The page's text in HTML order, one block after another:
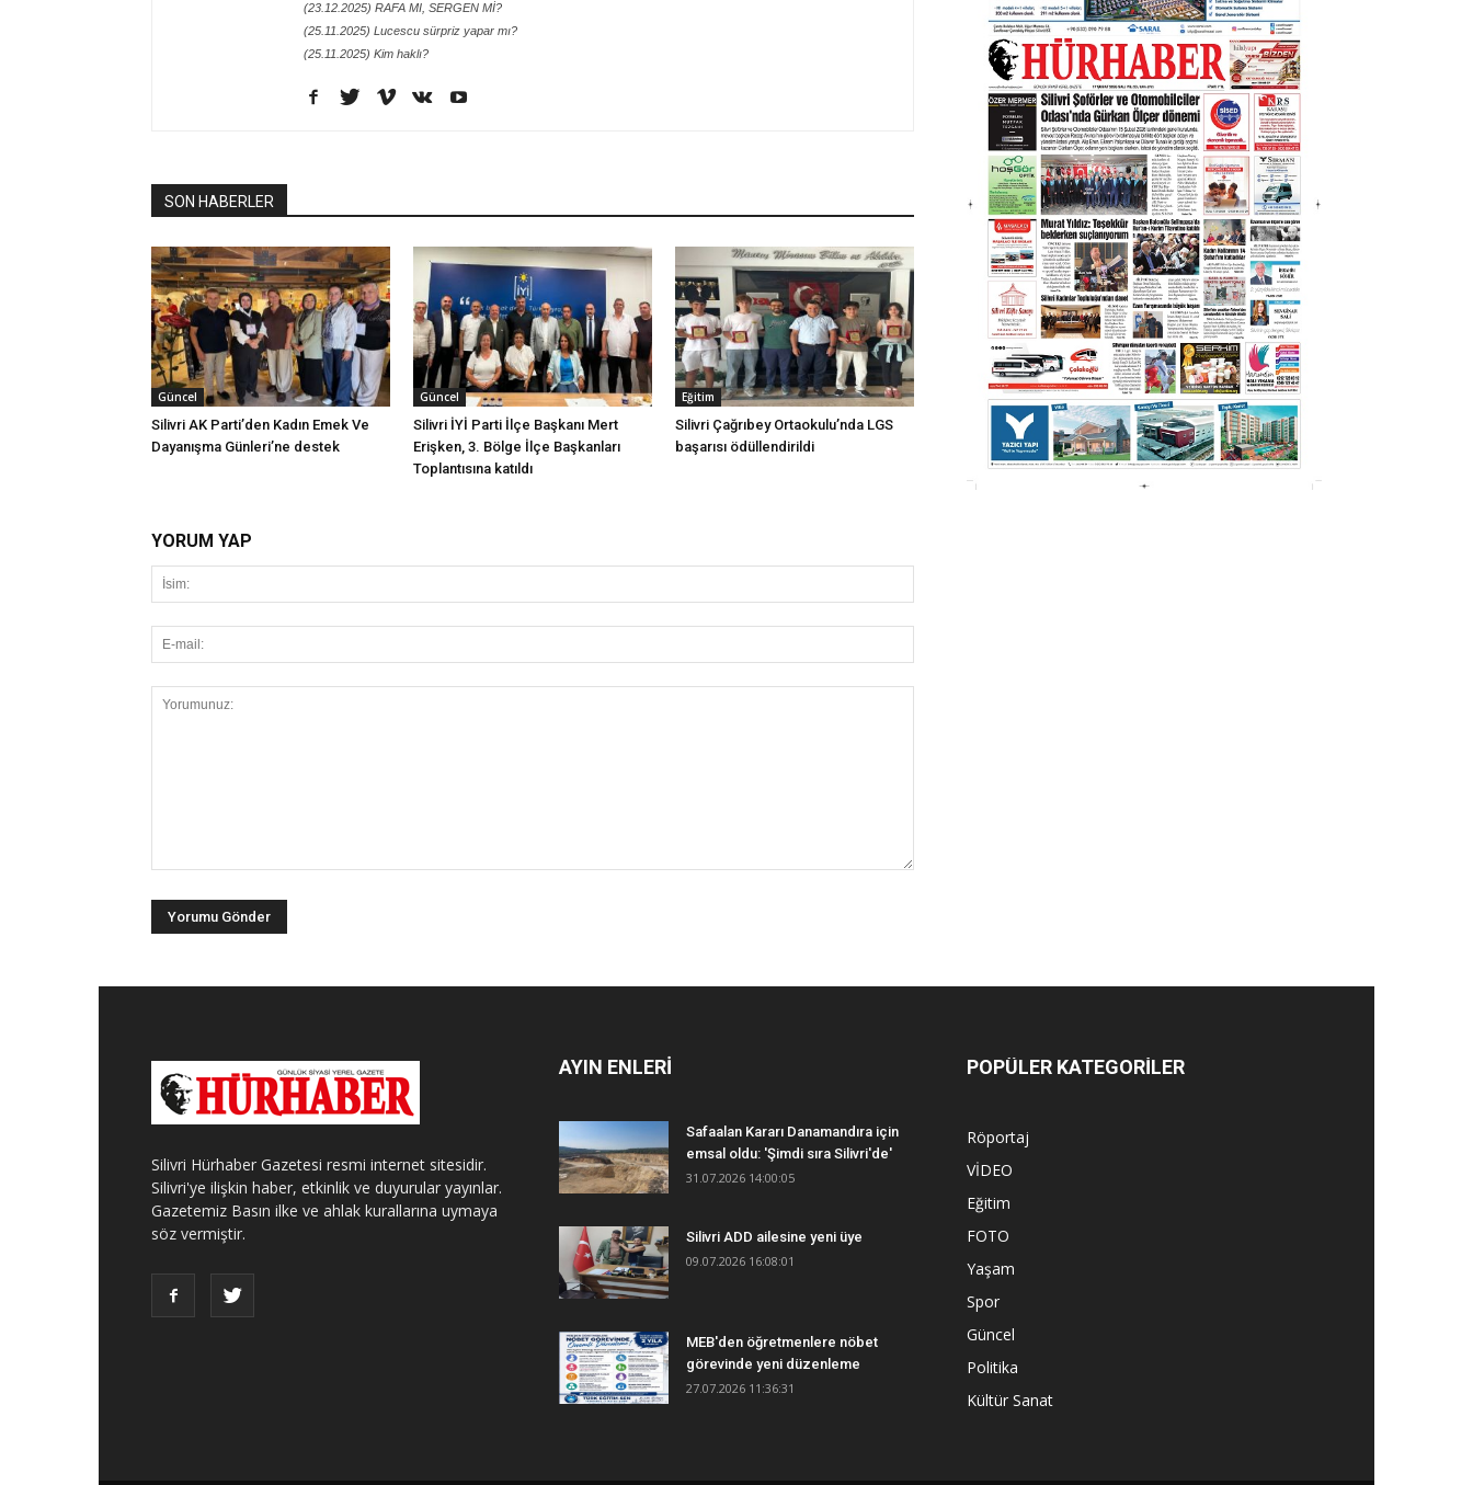
(23.12.2025) RAFA MI, SERGEN Mİ?
(25.11.2025) Lucescu sürpriz yapar mı?
(25.11.2025) Kim haklı?
SON HABERLER
Güncel
Silivri AK Parti’den Kadın Emek Ve
Dayanışma Günleri’ne destek
Güncel
Silivri İYİ Parti İlçe Başkanı Mert
Erişken, 3. Bölge İlçe Başkanları
Toplantısına katıldı
Eğitim
Silivri Çağrıbey Ortaokulu’nda LGS
başarısı ödüllendirildi
YORUM YAP
Silivri Hürhaber Gazetesi resmi internet sitesidir.
Silivri'ye ilişkin haber, etkinlik ve duyurular yayınlar.
Gazetemiz Basın ilke ve ahlak kurallarına uymaya
söz vermiştir.
AYIN ENLERİ
Safaalan Kararı Danamandıra için
emsal oldu: 'Şimdi sıra Silivri'de'
31.07.2026 14:00:05
Silivri ADD ailesine yeni üye
09.07.2026 16:08:01
MEB'den öğretmenlere nöbet
görevinde yeni düzenleme
27.07.2026 11:36:31
POPÜLER KATEGORİLER
Röportaj
VİDEO
Eğitim
FOTO
Yaşam
Spor
Güncel
Politika
Kültür Sanat